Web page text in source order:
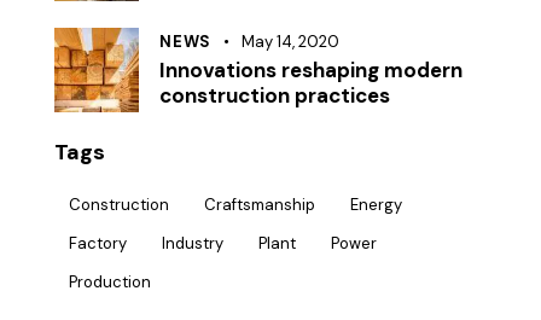
NEWS May 14, 2020
Innovations reshaping modern
construction practices
Tags
Construction Craftsmanship
Energy
Factory
Industry Plant
Power
Production